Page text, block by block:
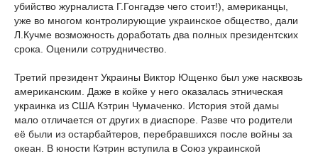
убийство журналиста Г.Гонгадзе чего стоит!), американцы,
уже во многом контролирующие украинское общество, дали
Л.Кучме возможность доработать два полных президентских
срока. Оценили сотрудничество.
Третий президент Украины Виктор Ющенко был уже насквозь
американским. Даже в койке у него оказалась этническая
украинка из США Кэтрин Чумаченко. История этой дамы
мало отличается от других в диаспоре. Разве что родители
её были из остарбайтеров, перебравшихся после войны за
океан. В юности Кэтрин вступила в Союз украинской